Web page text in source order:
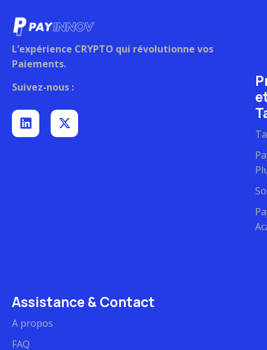
L’expérience CRYPTO qui révolutionne vos
Paiements.
Suivez-nous :
Assistance & Contact
A propos
FAQ